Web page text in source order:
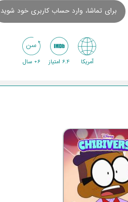
برای تماشا، وارد حساب کاربری خود شوید
آمریکا 6.4 امتیاز 6+ سال